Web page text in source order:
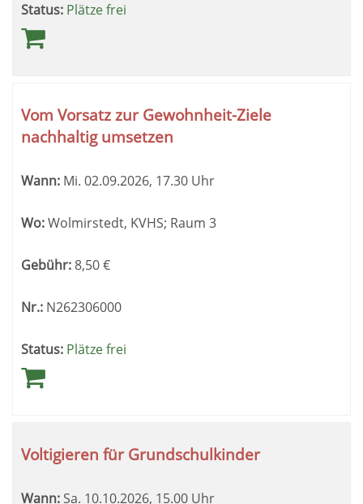
Status: Plätze frei
Vom Vorsatz zur Gewohnheit-Ziele
nachhaltig umsetzen
Wann: Mi. 02.09.2026, 17.30 Uhr
Wo:Wolmirstedt, KVHS; Raum 3
Gebühr:8,50€
Nr.: N262306000
Status: Plätze frei
Voltigieren für Grundschulkinder
Wann: Sa. 10.10.2026, 15.00 Uhr